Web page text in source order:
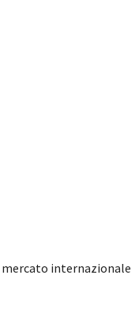
mercato internazionale